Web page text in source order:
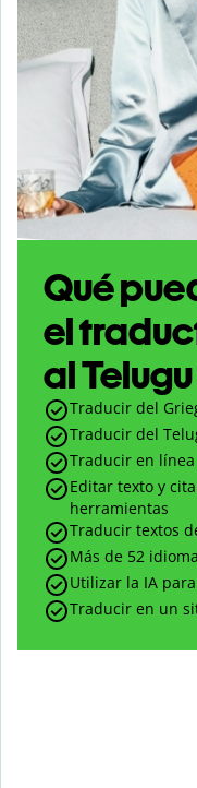
Qué
el
al
Traducir del
Traducir del
Traducir en
Editar texto y
herramientas
Traducir textos
Más de 52
Utilizar la IA
Traducir en un